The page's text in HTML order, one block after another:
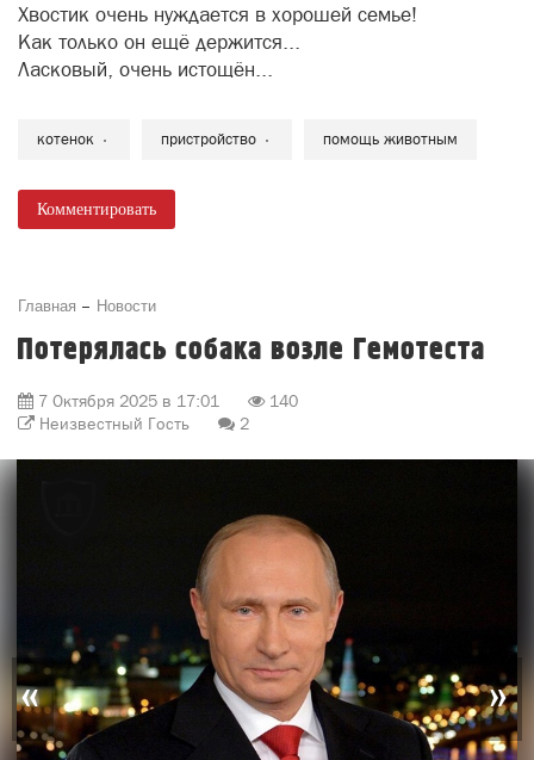
Хвостик очень нуждается в хорошей семье!
Как только он ещё держится...
Ласковый, очень истощён...
котенок пристройство помощь животным
Комментировать
Главная Новости
Потерялась собака возле Гемотеста
7 Октября 2025 в 17:01
140
Неизвестный Гость
2
« »